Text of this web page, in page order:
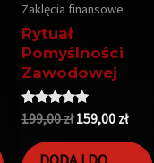
Zaklęcia finansowe
Rytuał
Pomyślności
Zawodowej
Oceniono
5.00
na 5
199,00zł 159,00 zł